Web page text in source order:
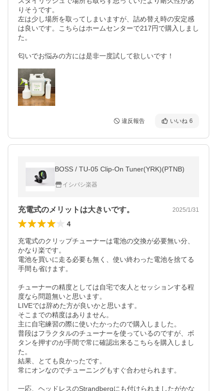
りそうです。
左は少し場所を取ってしまいますが、詰め替え時の安定感
は良いです。こちらはホームセンターで217円で購入しまし
た。
匂いでお悩みの方には是非一度試して欲しいです！
違反報告 いいね 6
BOSS / TU-05 Clip-On Tuner(YRK)(PTNB)
イシバシ楽器
充電式のメリットは大きいです。 2025/1/31
4
充電式のクリップチューナーは電池の交換が必要無い分、
かなり楽です。
電池を買いに走る必要も無く、使い終わった電池を捨てる
手間も省けます。
チューナーの精度としては自宅で友人とセッションする程
度なら問題無いと思います。
LIVEでは辞めた方が良いかと思います。
そこまでの精度はありません。
主に自宅練習の際に使いたかったので購入しました。
普段はフラクタルのチューナーを使っているのですが、ボ
タンを押すのが手間で常に確認出来るこちらを購入しまし
た。
結果、とても良かったです。
常にオンなのでチューニングもすぐ合わせられます。
一応、ヘッドレスのStrandbergにも付けられましたがかな